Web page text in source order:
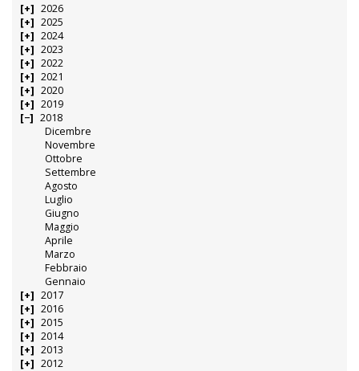
2026
2025
2024
2023
2022
2021
2020
2019
2018
Dicembre
Novembre
Ottobre
Settembre
Agosto
Luglio
Giugno
Maggio
Aprile
Marzo
Febbraio
Gennaio
2017
2016
2015
2014
2013
2012